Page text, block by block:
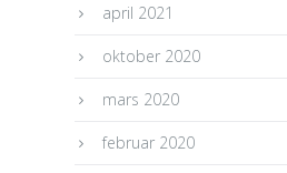
april 2021
oktober 2020
mars 2020
februar 2020